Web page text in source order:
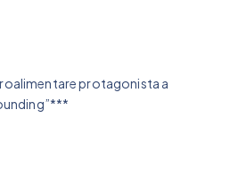
protagonista a